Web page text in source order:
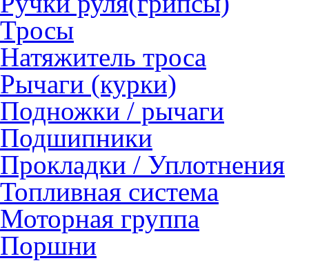
Тросы
Натяжитель троса
Рычаги (курки)
Подножки / рычаги
Подшипники
Прокладки / Уплотнения
Топливная система
Моторная группа
Поршни